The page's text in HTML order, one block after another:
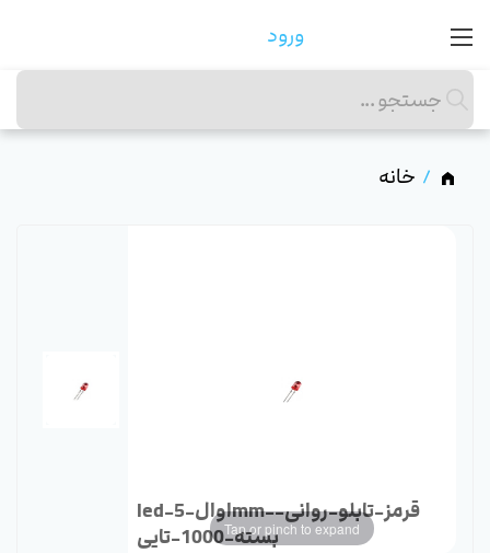
ورود
خانه
led-اوال-5mm-قرمز-تابلو-روانی-
بسته-1000-تایی
Tap or pinch to expand